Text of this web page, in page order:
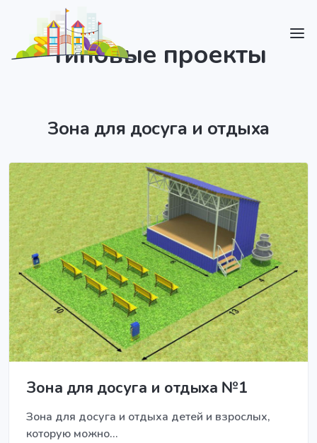
Типовые проекты
Зона для досуга и отдыха
Зона для досуга и отдыха №1
Зона для досуга и отдыха детей и взрослых,
которую можно...